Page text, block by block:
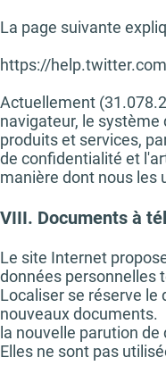
La page suivante
https://
Actuellement
navigateur, le
produits et services,
de confidentialité et
manière dont nous les
VIII. Documents à
Le site Internet
données personnelles
Localiser se réserve
nouveaux documents.
la nouvelle parution
Elles ne sont pas